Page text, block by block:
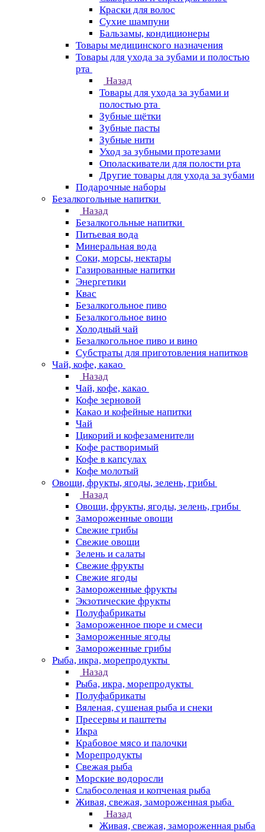
Краски для волос
Сухие шампуни
Бальзамы, кондиционеры
Товары медицинского назначения
Товары для ухода за зубами и полостью
рта
Назад
Товары для ухода за зубами и
полостью рта
Зубные щётки
Зубные пасты
Зубные нити
Уход за зубными протезами
Ополаскиватели для полости рта
Другие товары для ухода за зубами
Подарочные наборы
Безалкогольные напитки
Назад
Безалкогольные напитки
Питьевая вода
Минеральная вода
Соки, морсы, нектары
Газированные напитки
Энергетики
Квас
Безалкогольное пиво
Безалкогольное вино
Холодный чай
Безалкогольное пиво и вино
Субстраты для приготовления напитков
Чай, кофе, какао
Назад
Чай, кофе, какао
Кофе зерновой
Какао и кофейные напитки
Чай
Цикорий и кофезаменители
Кофе растворимый
Кофе в капсулах
Кофе молотый
Овощи, фрукты, ягоды, зелень, грибы
Назад
Овощи, фрукты, ягоды, зелень, грибы
Замороженные овощи
Свежие грибы
Свежие овощи
Зелень и салаты
Свежие фрукты
Свежие ягоды
Замороженные фрукты
Экзотические фрукты
Полуфабрикаты
Замороженное пюре и смеси
Замороженные ягоды
Замороженные грибы
Рыба, икра, морепродукты
Назад
Рыба, икра, морепродукты
Полуфабрикаты
Вяленая, сушеная рыба и снеки
Пресервы и паштеты
Икра
Крабовое мясо и палочки
Морепродукты
Свежая рыба
Морские водоросли
Слабосоленая и копченая рыба
Живая, свежая, замороженная рыба
Назад
Живая, свежая, замороженная рыба